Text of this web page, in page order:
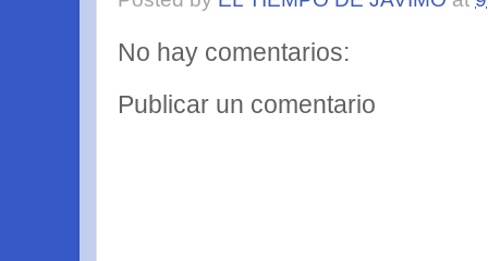
No hay comentarios:
Publicar un comentario